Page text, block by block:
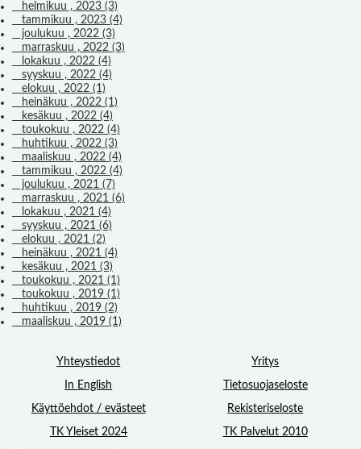
helmikuu , 2023 (3)
tammikuu , 2023 (4)
joulukuu , 2022 (3)
marraskuu , 2022 (3)
lokakuu , 2022 (4)
syyskuu , 2022 (4)
elokuu , 2022 (1)
heinäkuu , 2022 (1)
kesäkuu , 2022 (4)
toukokuu , 2022 (4)
huhtikuu , 2022 (3)
maaliskuu , 2022 (4)
tammikuu , 2022 (4)
joulukuu , 2021 (7)
marraskuu , 2021 (6)
lokakuu , 2021 (4)
syyskuu , 2021 (6)
elokuu , 2021 (2)
heinäkuu , 2021 (4)
kesäkuu , 2021 (3)
toukokuu , 2021 (1)
toukokuu , 2019 (1)
huhtikuu , 2019 (2)
maaliskuu , 2019 (1)
Yhteystiedot Yritys
In English Tietosuojaseloste
Käyttöehdot / evästeet Rekisteriseloste
TK Yleiset 2024 TK Palvelut 2010